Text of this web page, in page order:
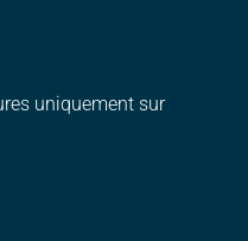
uniquement sur